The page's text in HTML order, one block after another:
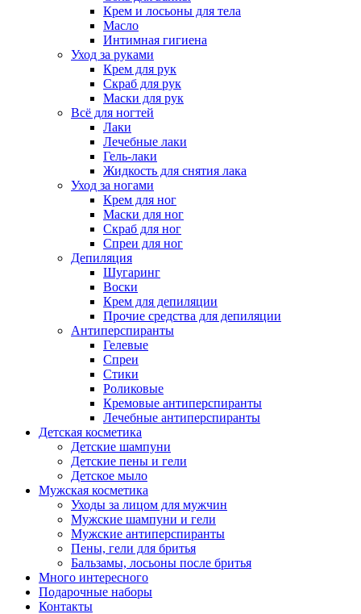
Крем и лосьоны для тела
Масло
Интимная гигиена
Уход за руками
Крем для рук
Скраб для рук
Маски для рук
Всё для ногтей
Лаки
Лечебные лаки
Гель-лаки
Жидкость для снятия лака
Уход за ногами
Крем для ног
Маски для ног
Скраб для ног
Спреи для ног
Депиляция
Шугаринг
Воски
Крем для депиляции
Прочие средства для депиляции
Антиперспиранты
Гелевые
Спреи
Стики
Роликовые
Кремовые антиперспиранты
Лечебные антиперспиранты
Детская косметика
Детские шампуни
Детские пены и гели
Детское мыло
Мужская косметика
Уходы за лицом для мужчин
Мужские шампуни и гели
Мужские антиперспиранты
Пены, гели для бритья
Бальзамы, лосьоны после бритья
Много интересного
Подарочные наборы
Контакты